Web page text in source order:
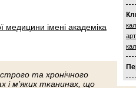
медицини імені академіка
та хронічного
і м’яких тканинах, що